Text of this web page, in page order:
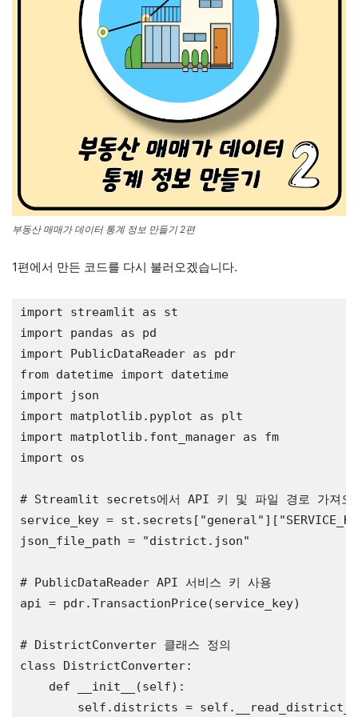
부동산 매매가 데이터 통계 정보 만들기 2편
1편에서 만든 코드를 다시 불러오겠습니다.
import streamlit as st
import pandas as pd
import PublicDataReader as pdr
from datetime import datetime
import json
import matplotlib.pyplot as plt
import matplotlib.font_manager as fm
import os
# Streamlit secrets에서 API 키 및 파일 경로 가져오
service_key = st.secrets[ "general" ][
json_file_path =
"district.json"
# PublicDataReader API 서비스 키 사용
api = pdr.TransactionPrice(service_key)
# DistrictConverter 클래스 정의
class DistrictConverter:
    def __init__(self):
self.districts =